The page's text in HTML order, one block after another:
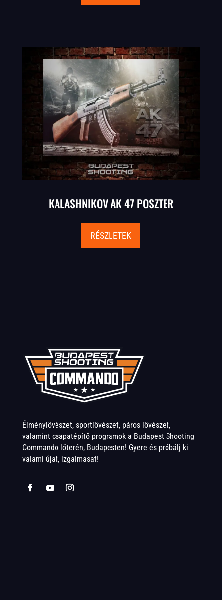
KALASHNIKOV AK 47 POSZTER
RÉSZLETEK
Élménylövészet, sportlövészet, páros lövészet,
valamint csapatépítő programok a Budapest Shooting
Commando lőterén, Budapesten! Gyere és próbálj ki
valami újat, izgalmasat!